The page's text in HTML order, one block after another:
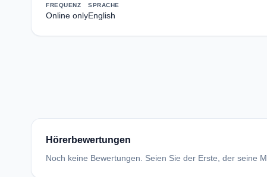
FREQUENZ
Online only
SPRACHE
English
Hörerbewertungen
Noch keine Bewertungen. Seien Sie der Erste, der seine